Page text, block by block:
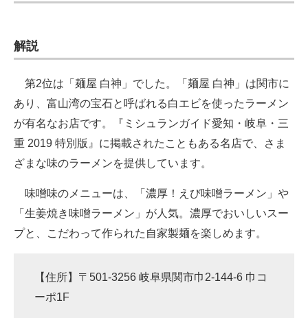
解説
第2位は「麺屋 白神」でした。「麺屋 白神」は関市に
あり、富山湾の宝石と呼ばれる白エビを使ったラーメン
が有名なお店です。『ミシュランガイド愛知・岐阜・三
重 2019 特別版』に掲載されたこともある名店で、さま
ざまな味のラーメンを提供しています。
味噌味のメニューは、「濃厚！えび味噌ラーメン」や
「生姜焼き味噌ラーメン」が人気。濃厚でおいしいスー
プと、こだわって作られた自家製麺を楽しめます。
【住所】〒501-3256 岐阜県関市巾2-144-6 巾コ
ーポ1F